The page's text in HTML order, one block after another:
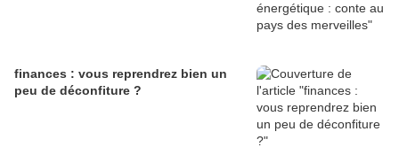
finances : vous reprendrez bien un
peu de déconfiture ?